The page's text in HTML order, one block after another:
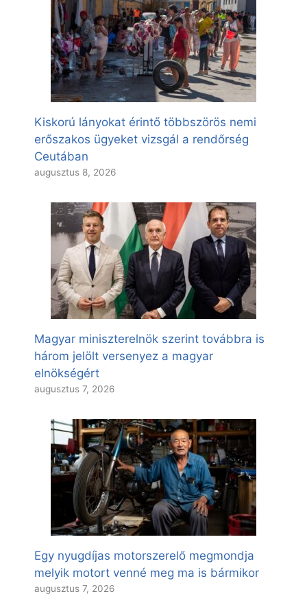
Kiskorú lányokat érintő többszörös nemi
erőszakos ügyeket vizsgál a rendőrség
Ceutában
augusztus 8, 2026
Magyar miniszterelnök szerint továbbra is
három jelölt versenyez a magyar
elnökségért
augusztus 7, 2026
Egy nyugdíjas motorszerelő megmondja
melyik motort venné meg ma is bármikor
augusztus 7, 2026